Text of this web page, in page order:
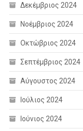
Δεκέμβριος 2024
Νοέμβριος 2024
Οκτώβριος 2024
Σεπτέμβριος 2024
Αύγουστος 2024
Ιούλιος 2024
Ιούνιος 2024